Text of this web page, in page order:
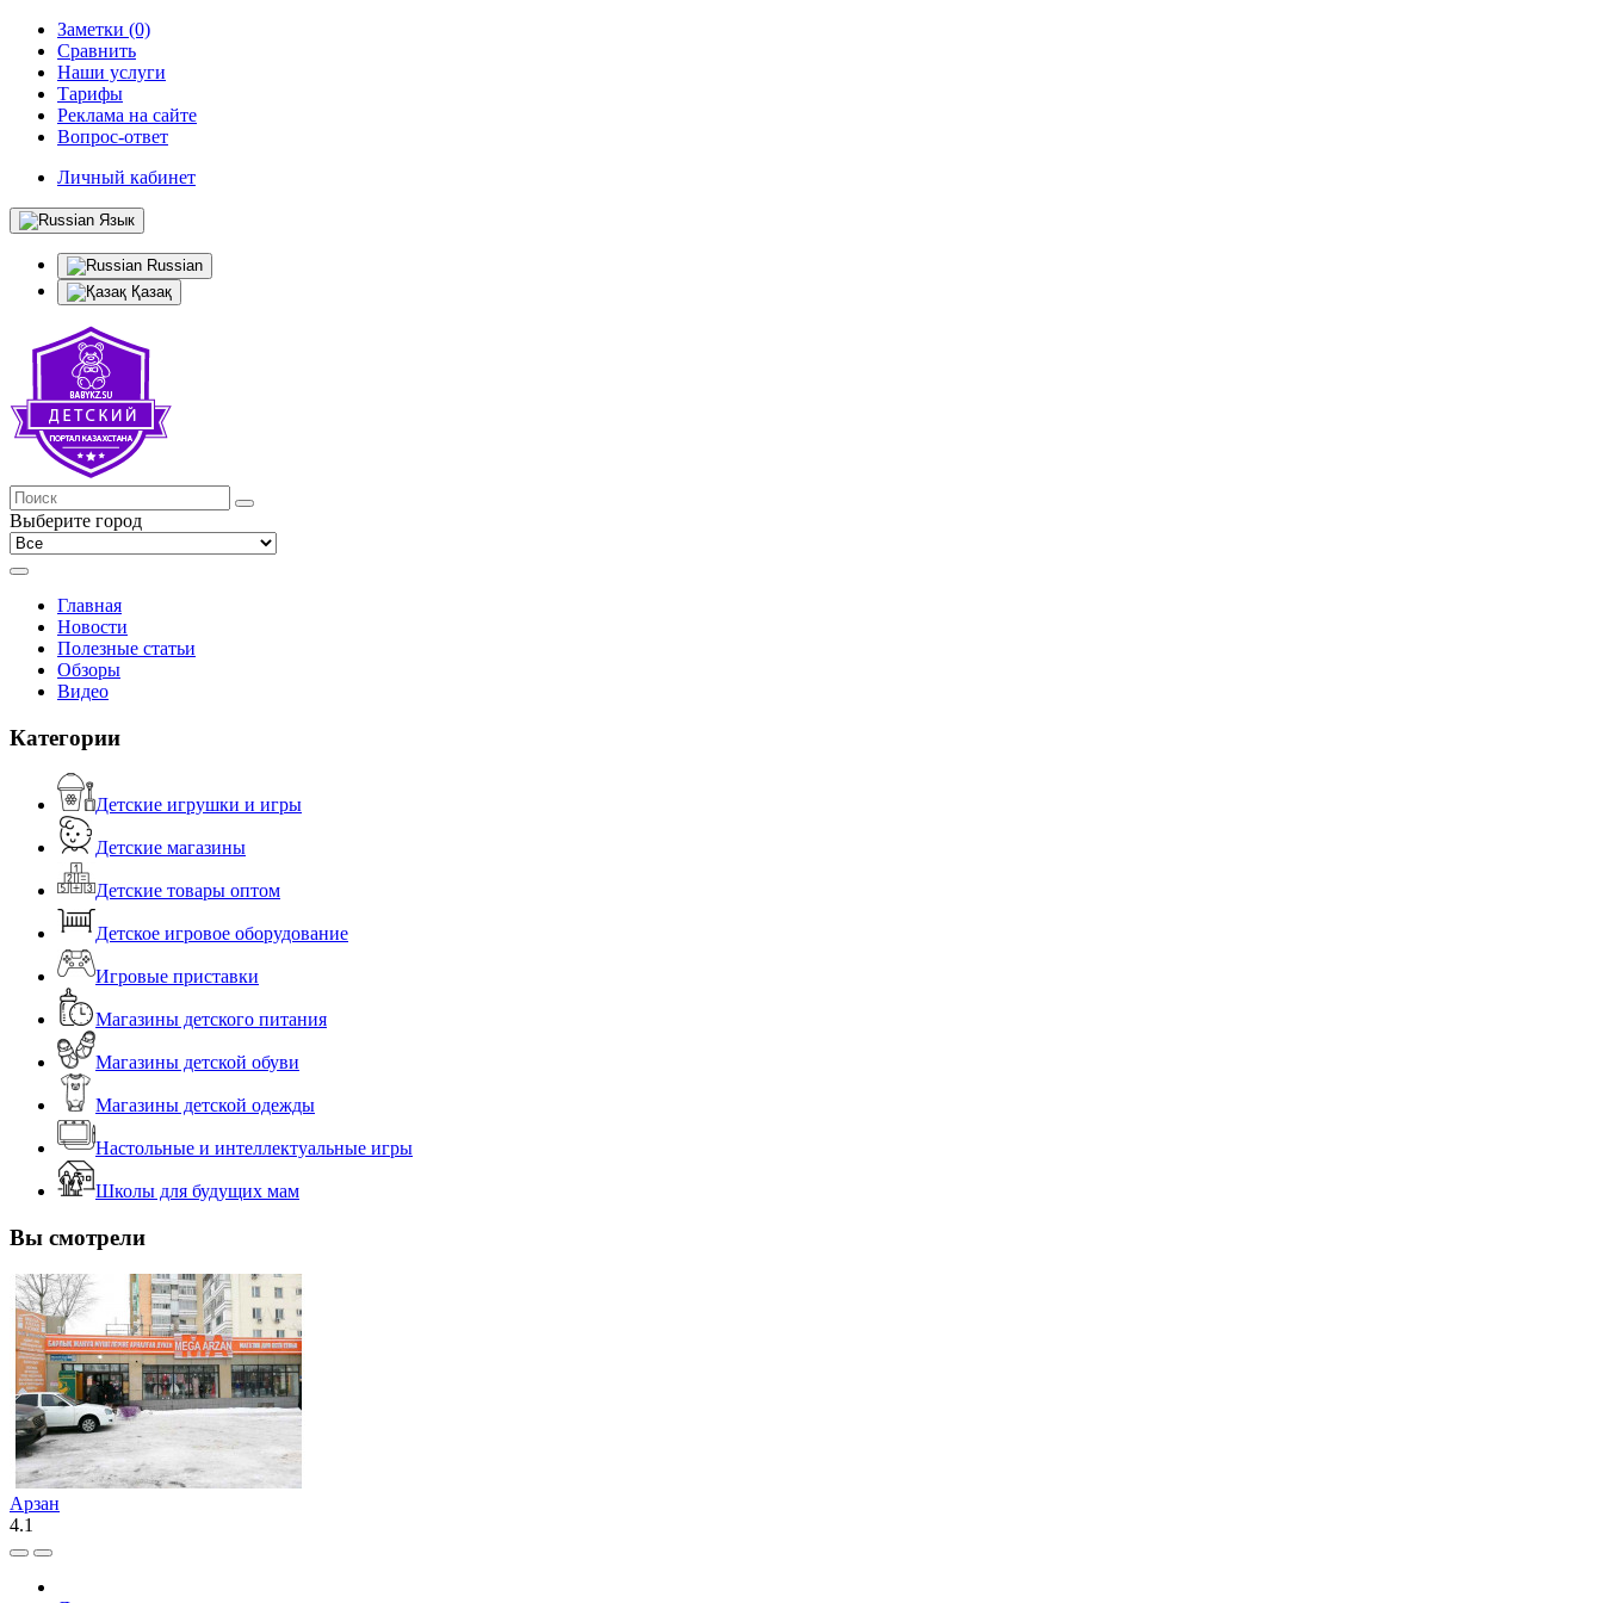
Заметки (0)
Сравнить
Наши услуги
Тарифы
Реклама на сайте
Вопрос-ответ
Личный кабинет
Язык
Russian
Қазақ
Выберите город
Главная
Новости
Полезные статьи
Обзоры
Видео
Категории
Детские игрушки и игры
Детские магазины
Детские товары оптом
Детское игровое оборудование
Игровые приставки
Магазины детского питания
Магазины детской обуви
Магазины детской одежды
Настольные и интеллектуальные игры
Школы для будущих мам
Вы смотрели
Арзан
4.1